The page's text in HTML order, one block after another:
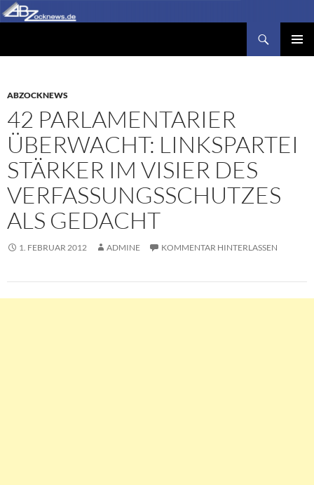
Zum
Inhalt
ABZOCKNEWS
42 PARLAMENTARIER
ÜBERWACHT: LINKSPARTEI
STÄRKER IM VISIER DES
VERFASSUNGSSCHUTZES
ALS GEDACHT
1. FEBRUAR 2012 ADMINE KOMMENTAR HINTERLASSEN